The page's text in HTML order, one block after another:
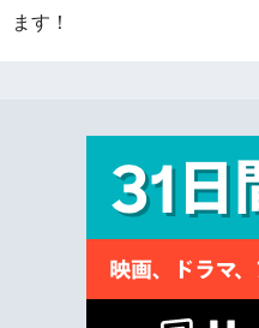
ます！